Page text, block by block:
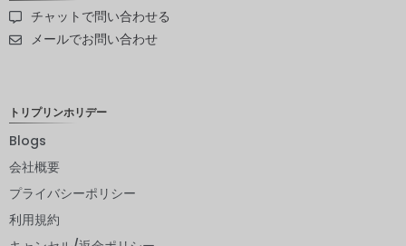
スウェー
デンクロ
ーナ
チャットで問い合わせる
メールでお問い合わせ
トリプリンホリデー
Blogs
会社概要
プライバシーポリシー
利用規約